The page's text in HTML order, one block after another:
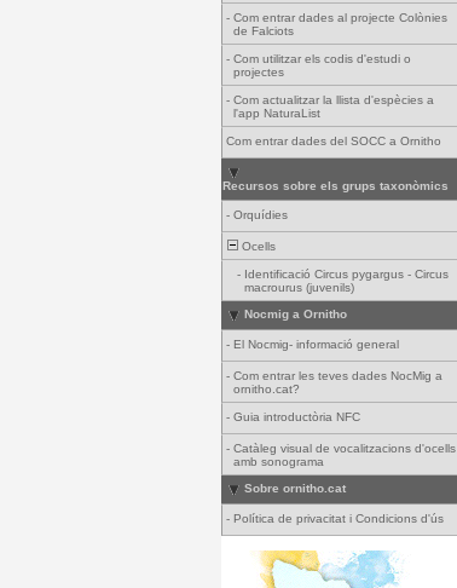
- Com entrar dades al projecte Colònies
de Falciots
- Com utilitzar els codis d'estudi o
projectes
- Com actualitzar la llista d'espècies a
l'app NaturaList
Com entrar dades del SOCC a Ornitho
Recursos sobre els grups taxonòmics
- Orquídies
Ocells
- Identificació Circus pygargus - Circus
macrourus (juvenils)
Nocmig a Ornitho
- El Nocmig- informació general
- Com entrar les teves dades NocMig a
ornitho.cat?
- Guia introductòria NFC
- Catàleg visual de vocalitzacions d'ocells
amb sonograma
Sobre ornitho.cat
- Política de privacitat i Condicions d'ús